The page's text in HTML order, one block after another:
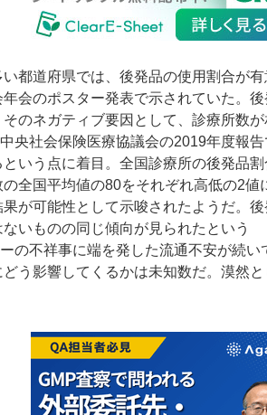
都道府県では、後発品の使用割合が
会のポスター発表で示されていた。
のネガティブ要因として、診療所数
央社会保険医療協議会の2019年度報
いう点に着目。全国診療所の後発品
全国平均値の80をそれぞれ高低の2値
が可能性として示唆されたようだ。
いものの同じ傾向が見られたという
の不祥事に端を発した流通不安が続い
う影響してくるかは未知数だ。漠然